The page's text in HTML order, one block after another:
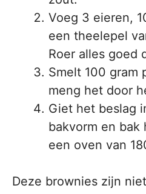
Voeg 3 eieren,
een theelepel
Roer alles goed
Smelt 100 gram
meng het door
Giet het beslag
bakvorm en
een oven van
Deze brownies zijn